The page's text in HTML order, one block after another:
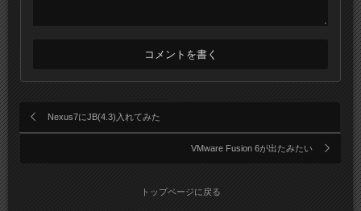
Nexus7にJB(4.3)入れてみた
VMware Fusion 6が出たみたい
トップページに戻る